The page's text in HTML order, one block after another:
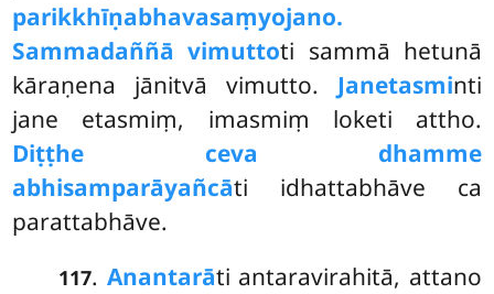
parikkhīṇabhavasaṃyojano.
Sammadaññā vimuttoti sammā hetunā
kāraṇena jānitvā vimutto. Janetasminti
jane etasmiṃ, imasmiṃ loketi attho.
Diṭṭhe ceva dhamme
abhisamparāyañcāti idhattabhāve ca
parattabhāve.
117. Anantarāti antaravirahitā, attano